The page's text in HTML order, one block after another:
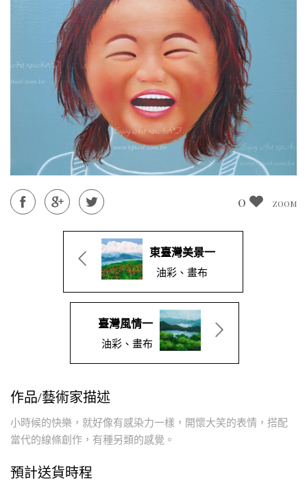
0 ZOOM
東臺灣美景一
油彩、畫布
臺灣風情一
油彩、畫布
作品/藝術家描述
小時候的快樂，就好像有感染力一樣，開懷大笑的表情，搭配
當代的線條創作，有種另類的感覺。
預計送貨時程